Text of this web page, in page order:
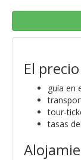
El
guía en
tour-
tasas